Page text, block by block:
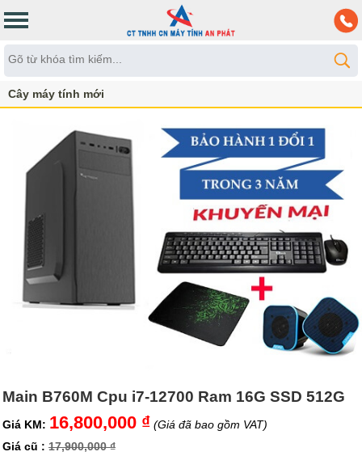
Cây máy tính mới
Main B760M Cpu i7-12700 Ram 16G SSD 512G
Giá KM: 16,800,000 ₫ (Giá đã bao gồm VAT)
Giá cũ : 17,900,000 ₫